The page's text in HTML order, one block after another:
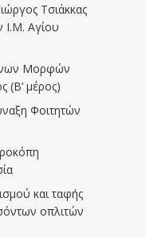
Τσιάκκας
Ι.Μ. Αγίου
Μορφών
(Β’ μέρος)
Φοιτητών
και ταφής
οπλιτών